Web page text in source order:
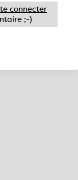
te connecter
;-)